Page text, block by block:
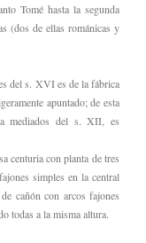
Tomé hasta la segunda
(dos de ellas románicas y
del s. XVI es de la fábrica
apuntado; de esta
a mediados del s. XII, es
centuria con planta de tres
simples en la central
cañón con arcos fajones
todas a la misma altura.